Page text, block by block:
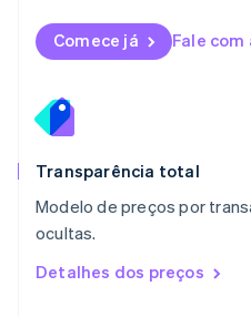
Comece já Fale
Transparência total
Modelo de preços por
ocultas.
Detalhes dos preços
English
México
Noruega
English
English
NederlandsEnglish
Polônia
English